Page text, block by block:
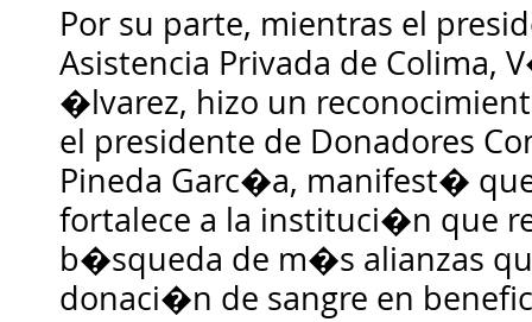
Por su parte, mientras el
Asistencia Privada de Colima,
�lvarez, hizo un
el presidente de Donadores
Pineda Garc�a, manifest�
fortalece a la instituci�n que
b�squeda de m�s alianzas
donaci�n de sangre en